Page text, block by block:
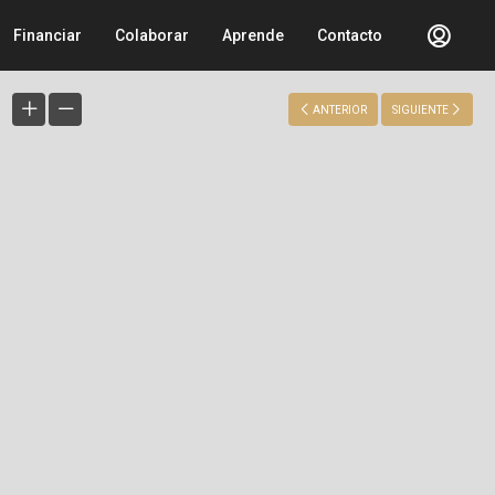
Financiar Colaborar Aprende Contacto
ANTERIOR SIGUIENTE